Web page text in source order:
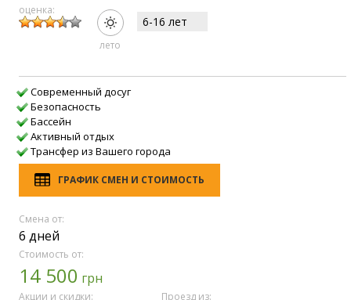
оценка:
лето
6-16 лет
Современный досуг
Безопасность
Бассейн
Активный отдых
Трансфер из Вашего города
ГРАФИК СМЕН И СТОИМОСТЬ
Смена от:
6 дней
Стоимость от:
14 500 грн
Акции и скидки:
Проезд из: